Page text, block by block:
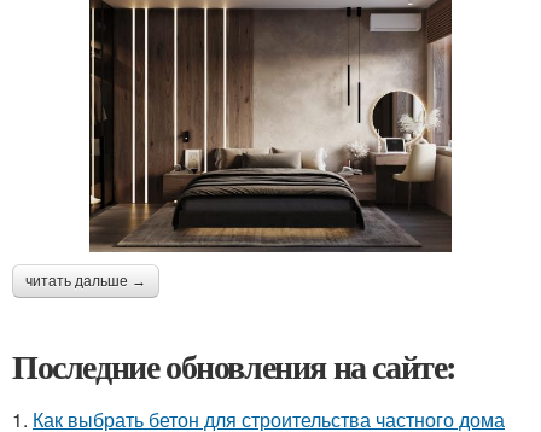
читать дальше →
Последние обновления на сайте:
1. Как выбрать бетон для строительства частного дома